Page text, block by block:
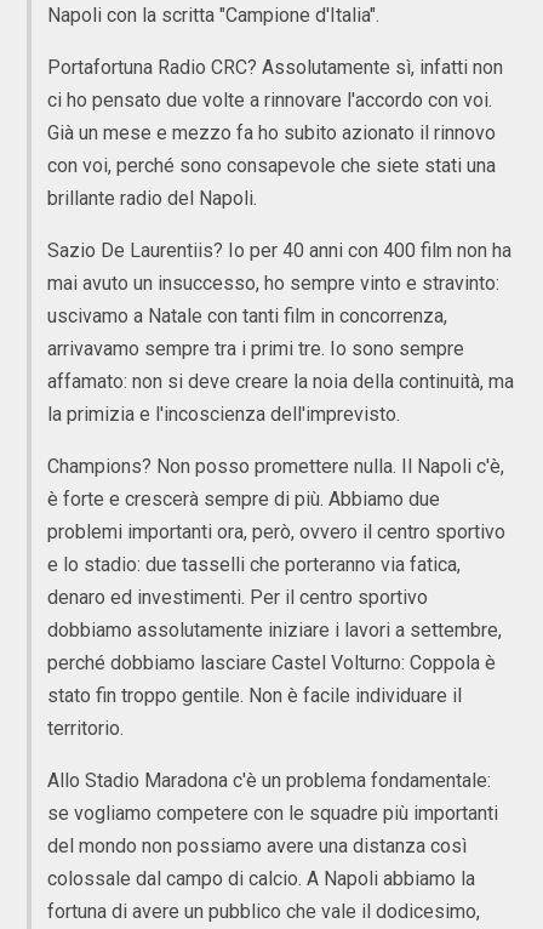
Napoli con la scritta "Campione d'Italia".
Portafortuna Radio CRC? Assolutamente sì, infatti non
ci ho pensato due volte a rinnovare l'accordo con voi.
Già un mese e mezzo fa ho subito azionato il rinnovo
con voi, perché sono consapevole che siete stati una
brillante radio del Napoli.
Sazio De Laurentiis? Io per 40 anni con 400 film non ha
mai avuto un insuccesso, ho sempre vinto e stravinto:
uscivamo a Natale con tanti film in concorrenza,
arrivavamo sempre tra i primi tre. Io sono sempre
affamato: non si deve creare la noia della continuità, ma
la primizia e l'incoscienza dell'imprevisto.
Champions? Non posso promettere nulla. Il Napoli c'è,
è forte e crescerà sempre di più. Abbiamo due
problemi importanti ora, però, ovvero il centro sportivo
e lo stadio: due tasselli che porteranno via fatica,
denaro ed investimenti. Per il centro sportivo
dobbiamo assolutamente iniziare i lavori a settembre,
perché dobbiamo lasciare Castel Volturno: Coppola è
stato fin troppo gentile. Non è facile individuare il
territorio.
Allo Stadio Maradona c'è un problema fondamentale:
se vogliamo competere con le squadre più importanti
del mondo non possiamo avere una distanza così
colossale dal campo di calcio. A Napoli abbiamo la
fortuna di avere un pubblico che vale il dodicesimo,